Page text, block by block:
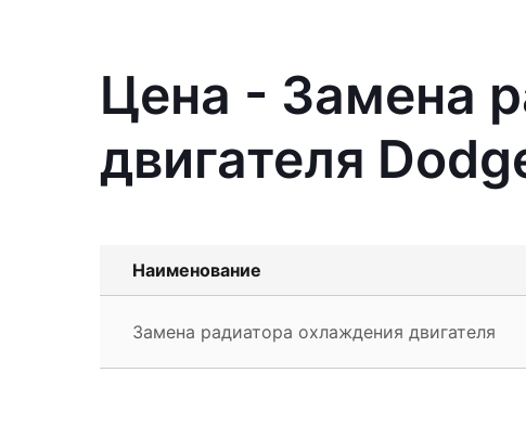
Цена - Замена
двигателя
Наименование
Замена радиатора охлаждения двигателя